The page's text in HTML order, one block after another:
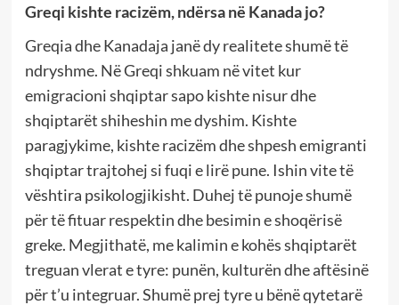
Greqi kishte racizëm, ndërsa në Kanada jo?
Greqia dhe Kanadaja janë dy realitete shumë të
ndryshme. Në Greqi shkuam në vitet kur
emigracioni shqiptar sapo kishte nisur dhe
shqiptarët shiheshin me dyshim. Kishte
paragjykime, kishte racizëm dhe shpesh emigranti
shqiptar trajtohej si fuqi e lirë pune. Ishin vite të
vështira psikologjikisht. Duhej të punoje shumë
për të fituar respektin dhe besimin e shoqërisë
greke. Megjithatë, me kalimin e kohës shqiptarët
treguan vlerat e tyre: punën, kulturën dhe aftësinë
për t’u integruar. Shumë prej tyre u bënë qytetarë